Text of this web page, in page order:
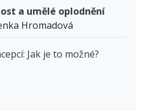
a umělé oplodnění
Hromadová
Jak je to možné?